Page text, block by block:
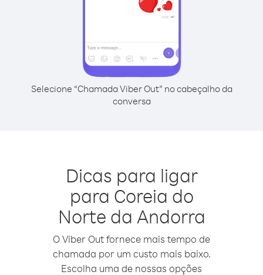
Selecione “Chamada Viber Out” no cabeçalho da
conversa
Dicas para ligar
para Coreia do
Norte da Andorra
O Viber Out fornece mais tempo de
chamada por um custo mais baixo.
Escolha uma de nossas opções